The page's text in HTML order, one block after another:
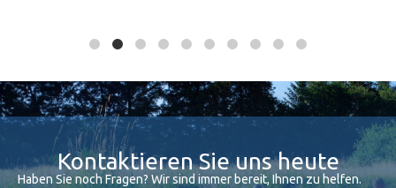
Kontaktieren Sie uns heute
Haben Sie noch Fragen? Wir sind immer bereit, Ihnen zu helfen.